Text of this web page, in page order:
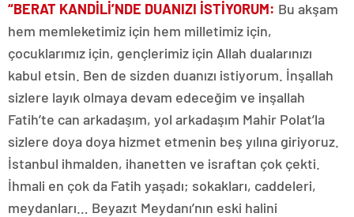
“BERAT KANDİLİ’NDE DUANIZI İSTİYORUM: Bu akşam
hem memleketimiz için hem milletimiz için,
çocuklarımız için, gençlerimiz için Allah dualarınızı
kabul etsin. Ben de sizden duanızı istiyorum. İnşallah
sizlere layık olmaya devam edeceğim ve inşallah
Fatih’te can arkadaşım, yol arkadaşım Mahir Polat’la
sizlere doya doya hizmet etmenin beş yılına giriyoruz.
İstanbul ihmalden, ihanetten ve israftan çok çekti.
İhmali en çok da Fatih yaşadı; sokakları, caddeleri,
meydanları… Beyazıt Meydanı’nın eski halini